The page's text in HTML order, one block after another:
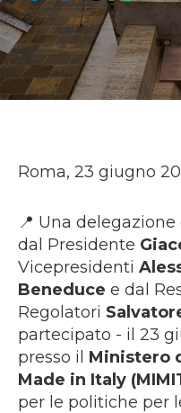
Roma, 23 giugno
📍 Una delegazione
dal Presidente
Vicepresidenti
Beneduce e dal
Regolatori
partecipato - il 23
presso il Ministero
Made in Italy
per le politiche per